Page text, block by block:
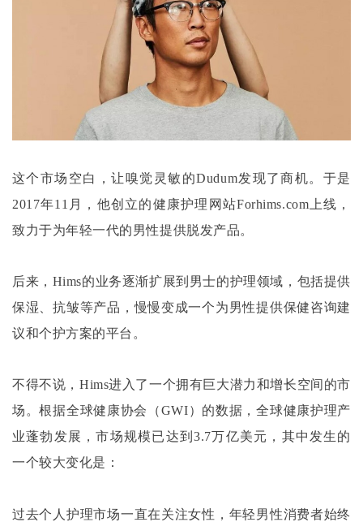
这个市场空白，让嗅觉灵敏的Dudum发现了商机。于是
2017年11月，他创立的健康护理网站Forhims.com上线，
致力于为年轻一代的男性提供脱发产品。
后来， Hims的业务逐渐扩展到男士的护理领域，包括提供
保湿、抗皱等产品，慢慢变成一个为男性提供保健咨询建
议和个护方案的平台。
不得不说，Hims进入了一个拥有巨大潜力和增长空间的市
场。根据全球健康协会（GWI）的数据，全球健康护理产
业蓬勃发展，市场规模已达到3.7万亿美元，其中发生的
一个较大变化是：
过去个人护理市场一直在关注女性，年轻男性消费者始终